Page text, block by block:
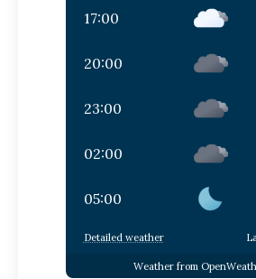
17:00
20:00
23:00
02:00
05:00
Detailed weather
Weather from